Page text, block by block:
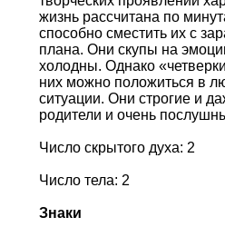
жизнь рассчитана по
способно сместить их с
плана. Они скупы на
холодны. Однако
них можно положиться в
ситуации. Они строгие и
родители и очень
Число скрытого духа: 2
Число тела: 2
Знаки